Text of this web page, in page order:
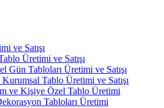
ve Satışı
Üretimi ve Satışı
Gün Tabloları Üretimi ve Satışı
Tablo Üretimi ve Satışı
ve Kişiye Özel Tablo Üretimi
Tabloları Üretimi